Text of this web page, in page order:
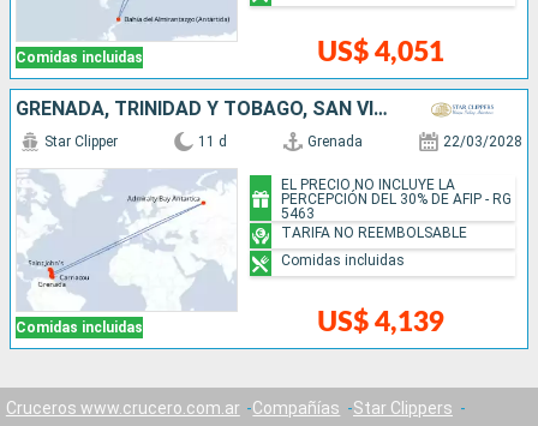
Comidas incluidas US$ 4,051
GRENADA, TRINIDAD Y TOBAGO, SAN VINCENT Y LAS GRANADINAS, ANTÁRTICO, ANTIGUA Y BARBUDA
Comidas incluidas
Star Clipper 11 d Grenada 22/03/2028
US$ 4,139
EL PRECIO NO INCLUYE LA
PERCEPCIÓN DEL 30% DE AFIP - RG
5463
TARIFA NO REEMBOLSABLE
Comidas incluidas
Cruceros www.crucero.com.ar Compañías
Star Clippers